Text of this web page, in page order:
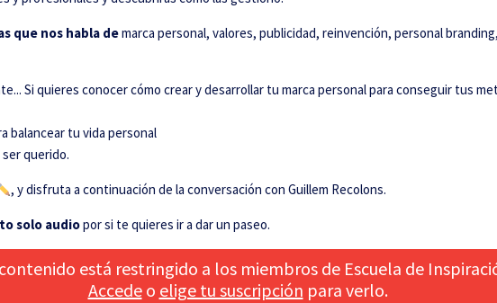
que nos habla demarca personal, valores, publicidad, reinvención, personal
Si quieres conocer cómo crear y desarrollar tu marca personal para conseguir tus
balancear tu vida personal
querido.
, y disfruta a continuación de la conversación con Guillem Recolons.
solo audiopor si te quieres ir a dar un paseo.
está restringido a los miembros de Escuela de
Accedeo elige tu suscripción para verlo.